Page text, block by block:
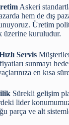
Askeri
hem de dış
Üretim
kuruludur.
Servis
sunmayı
en kısa
Sürekli gelişim
lider
parça ve alt